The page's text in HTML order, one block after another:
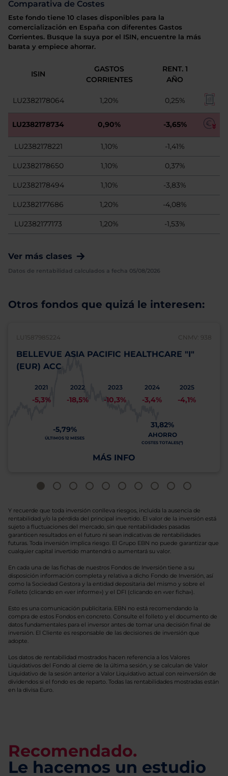
Comparativa de Costes
Este fondo tiene 10 clases disponibles para la
comercialización en España con diferentes Gastos
Corrientes. Busque la suya por el ISIN, encuentre la más
barata y empiece ahorrar.
ISIN
GASTOS
CORRIENTES
RENT. 1
AÑO
LU2382178064 1,20% 0,25%
LU2382178734 0,90% -3,65%
LU2382178221 1,10% -1,41%
LU2382178650 1,10% 0,37%
LU2382178494 1,10% -3,83%
LU2382177686 1,20% -4,08%
LU2382177173 1,20% -1,53%
Ver más clases
Datos de rentabilidad calculados a fecha 05/08/2026
Otros fondos que quizá le interesen:
LU1587985224 CNMV: 938
BELLEVUE ASIA PACIFIC HEALTHCARE "I"
(EUR) ACC
2021
-5,3%
2022
-18,5%
2023
-10,3%
2024
-3,4%
2025
-4,1%
-5,79%
ÚLTIMOS 12 MESES
31,82%
AHORRO
COSTES TOTALES(*)
MÁS INFO
Y recuerde que toda inversión conlleva riesgos, incluida la ausencia de
rentabilidad y/o la pérdida del principal invertido. El valor de la inversión está
sujeto a fluctuaciones del mercado, sin que rentabilidades pasadas
garanticen resultados en el futuro ni sean indicativas de rentabilidades
futuras. Toda inversión implica riesgo. El Grupo EBN no puede garantizar que
cualquier capital invertido mantendrá o aumentará su valor.
En cada una de las fichas de nuestros Fondos de Inversión tiene a su
disposición información completa y relativa a dicho Fondo de Inversión, así
como la Sociedad Gestora y la entidad depositaria del mismo y sobre el
Folleto (clicando en «ver informe») y el DFI (clicando en «ver ficha»).
Esto es una comunicación publicitaria. EBN no está recomendando la
compra de estos Fondos en concreto. Consulte el folleto y el documento de
datos fundamentales para el inversor antes de tomar una decisión final de
inversión. El Cliente es responsable de las decisiones de inversión que
adopte.
Los datos de rentabilidad mostrados hacen referencia a los Valores
Liquidativos del Fondo al cierre de la última sesión, y se calculan de Valor
Liquidativo de la sesión anterior a Valor Liquidativo actual con reinversión de
dividendos si el fondo es de reparto. Todas las rentabilidades mostradas están
en la divisa Euro.
Recomendado.
Le hacemos un estudio